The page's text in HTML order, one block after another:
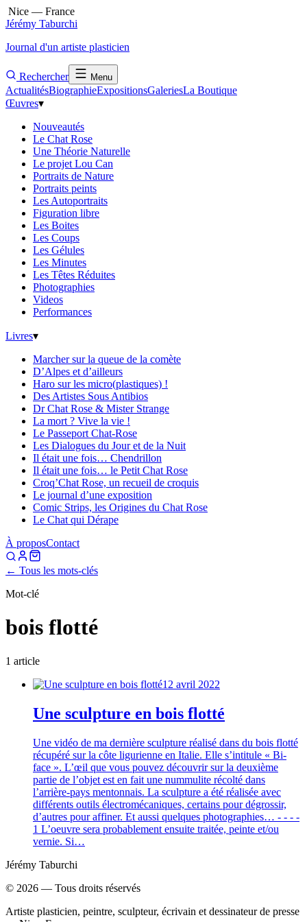
Nice — France
Jérémy Taburchi
Journal d'un artiste plasticien
Rechercher Menu
ActualitésBiographieExpositionsGaleriesLa Boutique
Œuvres▾
Nouveautés
Le Chat Rose
Une Théorie Naturelle
Le projet Lou Can
Portraits de Nature
Portraits peints
Les Autoportraits
Figuration libre
Les Boites
Les Coups
Les Gélules
Les Minutes
Les Têtes Réduites
Photographies
Videos
Performances
Livres▾
Marcher sur la queue de la comète
D’Alpes et d’ailleurs
Haro sur les micro(plastiques) !
Des Artistes Sous Antibios
Dr Chat Rose & Mister Strange
La mort ? Vive la vie !
Le Passeport Chat-Rose
Les Dialogues du Jour et de la Nuit
Il était une fois… Chendrillon
Il était une fois… le Petit Chat Rose
Croq’Chat Rose, un recueil de croquis
Le journal d’une exposition
Comic Strips, les Origines du Chat Rose
Le Chat qui Dérape
À proposContact
← Tous les mots-clés
Mot-clé
bois flotté
1 article
12 avril 2022
Une sculpture en bois flotté
Une vidéo de ma dernière sculpture réalisé dans du bois flotté
récupéré sur la côte ligurienne en Italie. Elle s’intitule « Bi-
face ». L’œil que vous pouvez découvrir sur la deuxième
partie de l’objet est en fait une nummulite récolté dans
l’arrière-pays mentonnais. La sculpture a été réalisée avec
différents outils électromécaniques, certains pour dégrossir,
d’autres pour affiner. Et aussi quelques photographies… - - - -
1 L’oeuvre sera probablement ensuite traitée, peinte et/ou
vernie. Si…
Jérémy Taburchi
© 2026 — Tous droits réservés
Artiste plasticien, peintre, sculpteur, écrivain et dessinateur de presse